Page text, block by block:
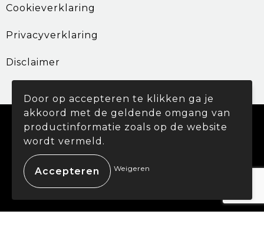
Cookieverklaring
Privacyverklaring
Disclaimer
© Copyright Promohouse 2024
Door op accepteren te klikken ga je
akkoord met de geldende omgang van
productinformatie zoals op de website
wordt vermeld.
Weigeren